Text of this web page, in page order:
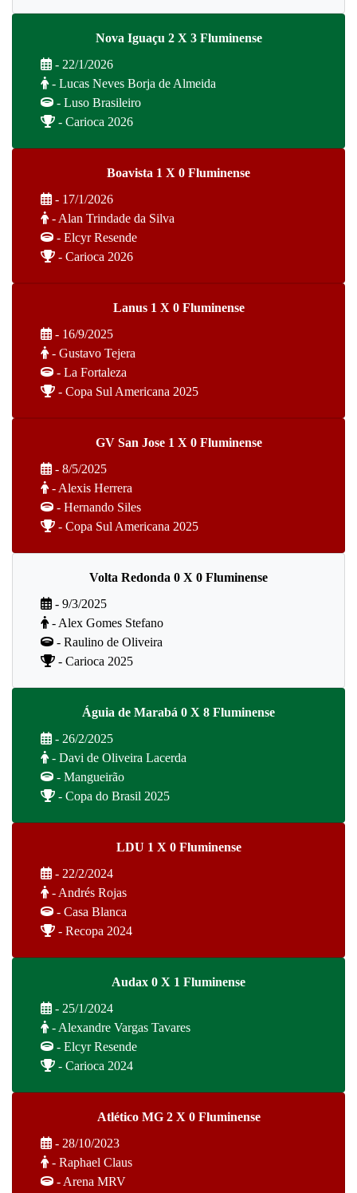
Nova Iguaçu 2 X 3 Fluminense
- 22/1/2026
- Lucas Neves Borja de Almeida
- Luso Brasileiro
- Carioca 2026
Boavista 1 X 0 Fluminense
- 17/1/2026
- Alan Trindade da Silva
- Elcyr Resende
- Carioca 2026
Lanus 1 X 0 Fluminense
- 16/9/2025
- Gustavo Tejera
- La Fortaleza
- Copa Sul Americana 2025
GV San Jose 1 X 0 Fluminense
- 8/5/2025
- Alexis Herrera
- Hernando Siles
- Copa Sul Americana 2025
Volta Redonda 0 X 0 Fluminense
- 9/3/2025
- Alex Gomes Stefano
- Raulino de Oliveira
- Carioca 2025
Águia de Marabá 0 X 8 Fluminense
- 26/2/2025
- Davi de Oliveira Lacerda
- Mangueirão
- Copa do Brasil 2025
LDU 1 X 0 Fluminense
- 22/2/2024
- Andrés Rojas
- Casa Blanca
- Recopa 2024
Audax 0 X 1 Fluminense
- 25/1/2024
- Alexandre Vargas Tavares
- Elcyr Resende
- Carioca 2024
Atlético MG 2 X 0 Fluminense
- 28/10/2023
- Raphael Claus
- Arena MRV